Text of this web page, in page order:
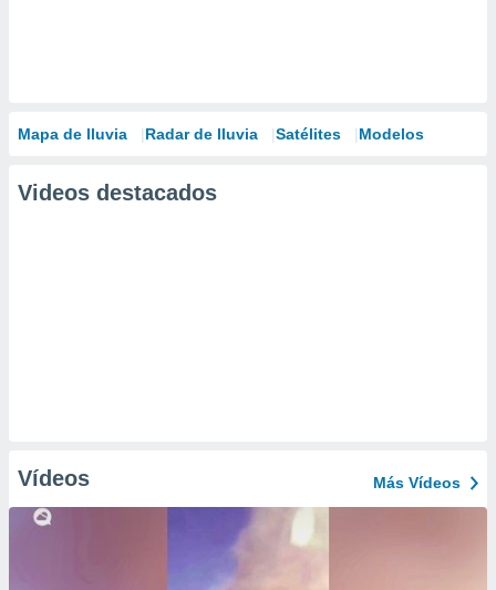
Mapa de lluvia Radar de lluvia Satélites Modelos
Videos destacados
Vídeos Más Vídeos